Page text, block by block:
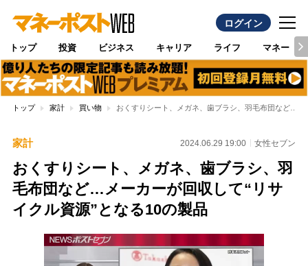
ログイン
トップ 投資 ビジネス キャリア ライフ マネー
トップ 家計 買い物 おくすりシート、メガネ、歯ブラシ、羽毛布団など…メ
家計 2024.06.29 19:00 女性セブン
おくすりシート、メガネ、歯ブラシ、羽
毛布団など…メーカーが回収して“リサ
イクル資源”となる10の製品